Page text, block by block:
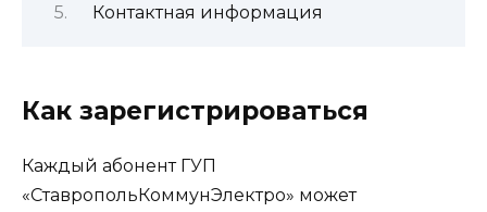
Контактная информация
Как зарегистрироваться
Каждый абонент ГУП
«СтавропольКоммунЭлектро» может